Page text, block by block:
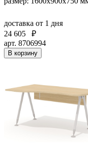
доставка от 1 дня
24 605
₽
арт. 8706994
В корзину